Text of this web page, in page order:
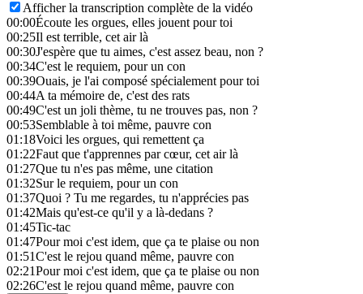
Afficher la transcription complète de la vidéo
00:00Écoute les orgues, elles jouent pour toi
00:25Il est terrible, cet air là
00:30J'espère que tu aimes, c'est assez beau, non ?
00:34C'est le requiem, pour un con
00:39Ouais, je l'ai composé spécialement pour toi
00:44A ta mémoire de, c'est des rats
00:49C'est un joli thème, tu ne trouves pas, non ?
00:53Semblable à toi même, pauvre con
01:18Voici les orgues, qui remettent ça
01:22Faut que t'apprennes par cœur, cet air là
01:27Que tu n'es pas même, une citation
01:32Sur le requiem, pour un con
01:37Quoi ? Tu me regardes, tu n'apprécies pas
01:42Mais qu'est-ce qu'il y a là-dedans ?
01:45Tic-tac
01:47Pour moi c'est idem, que ça te plaise ou non
01:51C'est le rejou quand même, pauvre con
02:21Pour moi c'est idem, que ça te plaise ou non
02:26C'est le rejou quand même, pauvre con